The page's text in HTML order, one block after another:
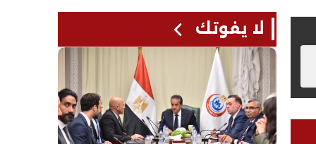
لا يفوتك